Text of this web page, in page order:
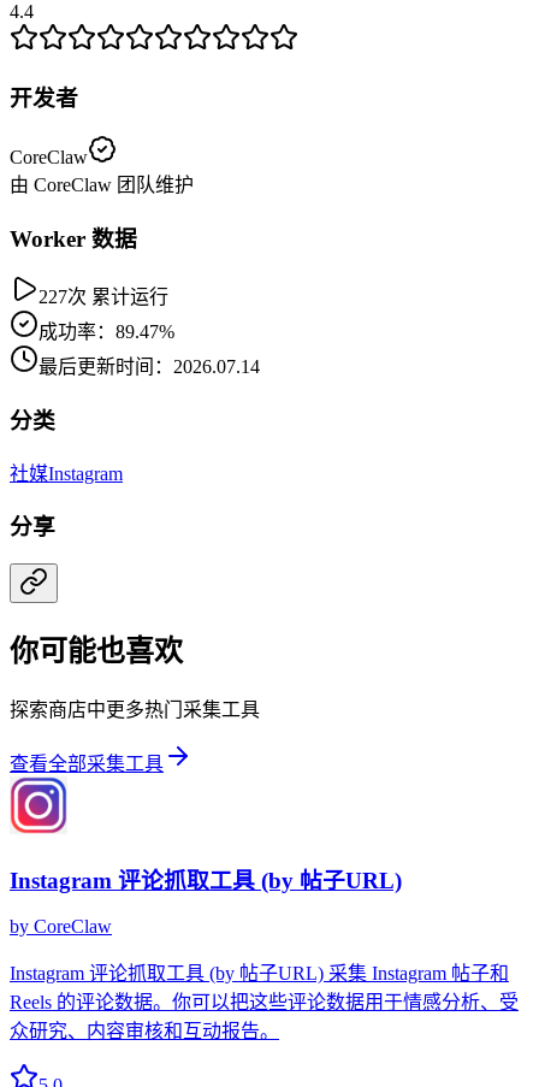
4.4
开发者
CoreClaw
由 CoreClaw 团队维护
Worker 数据
227次 累计运行
成功率：89.47%
最后更新时间：2026.07.14
分类
社媒Instagram
分享
你可能也喜欢
探索商店中更多热门采集工具
查看全部采集工具
Instagram 评论抓取工具 (by 帖子URL)
by CoreClaw
Instagram 评论抓取工具 (by 帖子URL) 采集 Instagram 帖子和
Reels 的评论数据。你可以把这些评论数据用于情感分析、受
众研究、内容审核和互动报告。